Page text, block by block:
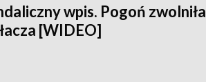
wpis. Pogoń zwolniła
[WIDEO]